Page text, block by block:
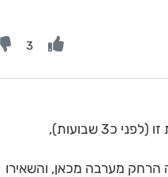
3
בראשית הדברים, נא לא לשכוח שבעת כתיבת התחזית החודשית למערכת זו (לפני כ3 שבועות),
את המערכת הכבדה הרחק מערבה מכאן, והשאירו